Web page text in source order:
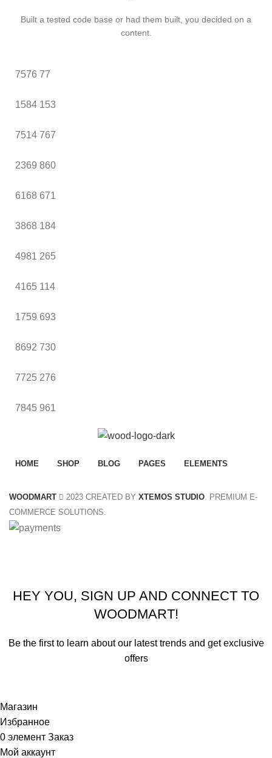
Built a tested code base or had them built, you decided on a
content.
7576 77
1584 153
7514 767
2369 860
6168 671
3868 184
4981 265
4165 114
1759 693
8692 730
7725 276
7845 961
HOME SHOP BLOG PAGES ELEMENTS
WOODMART 2023 CREATED BY XTEMOS STUDIO. PREMIUM E-
COMMERCE SOLUTIONS.
HEY YOU, SIGN UP AND CONNECT TO
WOODMART!
Be the first to learn about our latest trends and get exclusive
offers
Магазин
Избранное
0 элемент Заказ
Мой аккаунт